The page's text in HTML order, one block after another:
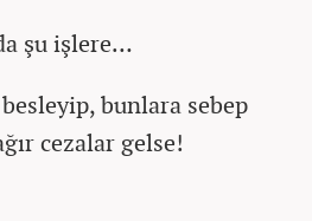
şu işlere…
bunlara sebep
cezalar gelse!